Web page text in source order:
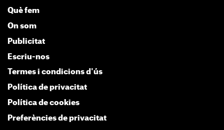
Què fem
On som
Publicitat
Escriu-nos
Termes i condicions d'ús
Política de privacitat
Política de cookies
Preferències de privacitat